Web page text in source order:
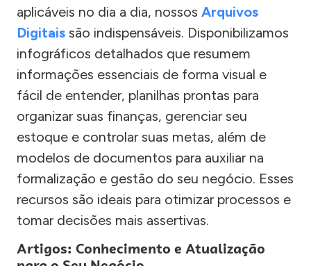
aplicáveis no dia a dia, nossos Arquivos
Digitais são indispensáveis. Disponibilizamos
infográficos detalhados que resumem
informações essenciais de forma visual e
fácil de entender, planilhas prontas para
organizar suas finanças, gerenciar seu
estoque e controlar suas metas, além de
modelos de documentos para auxiliar na
formalização e gestão do seu negócio. Esses
recursos são ideais para otimizar processos e
tomar decisões mais assertivas.
Artigos: Conhecimento e Atualização